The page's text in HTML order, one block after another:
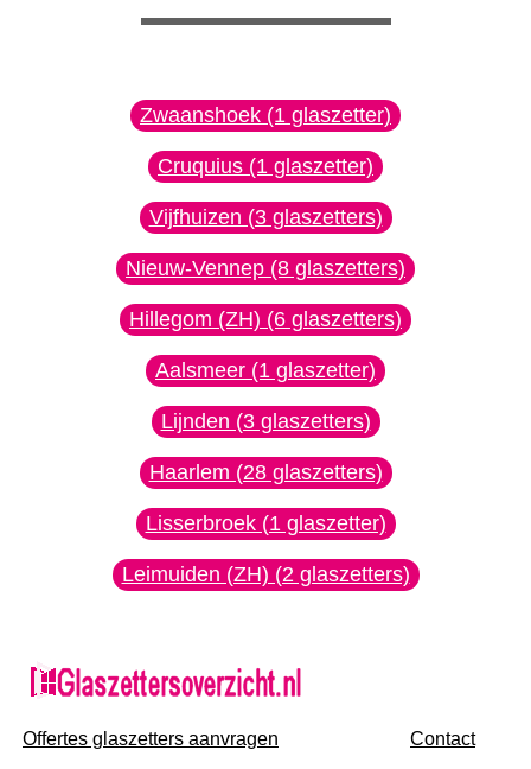
Zwaanshoek (1 glaszetter)
Cruquius (1 glaszetter)
Vijfhuizen (3 glaszetters)
Nieuw-Vennep (8 glaszetters)
Hillegom (ZH) (6 glaszetters)
Aalsmeer (1 glaszetter)
Lijnden (3 glaszetters)
Haarlem (28 glaszetters)
Lisserbroek (1 glaszetter)
Leimuiden (ZH) (2 glaszetters)
Offertes glaszetters aanvragen Contact